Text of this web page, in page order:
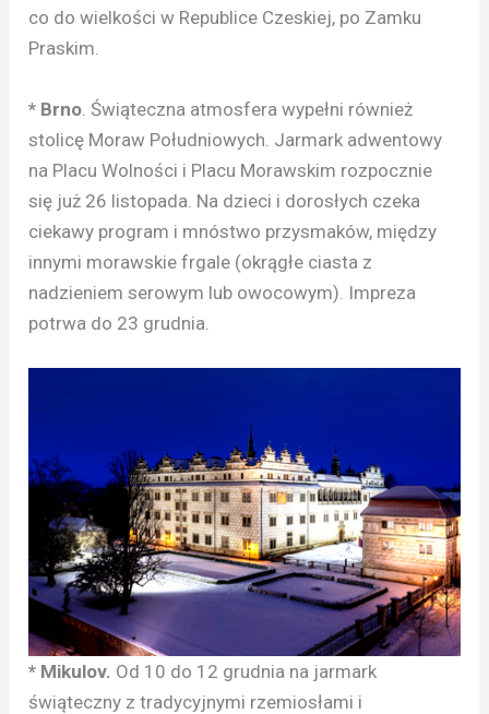
co do wielkości w Republice Czeskiej, po Zamku
Praskim.
* Brno . Świąteczna atmosfera wypełni również
stolicę Moraw Południowych. Jarmark adwentowy
na Placu Wolności i Placu Morawskim rozpocznie
się już 26 listopada. Na dzieci i dorosłych czeka
ciekawy program i mnóstwo przysmaków, między
innymi morawskie frgale (okrągłe ciasta z
nadzieniem serowym lub owocowym). Impreza
potrwa do 23 grudnia.
* Mikulov. Od 10 do 12 grudnia na jarmark
świąteczny z tradycyjnymi rzemiosłami i